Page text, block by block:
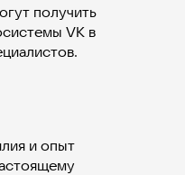
получить
VK в
и опыт